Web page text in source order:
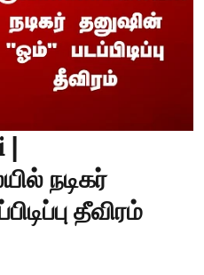
|
நடிகர்
தீவிரம்